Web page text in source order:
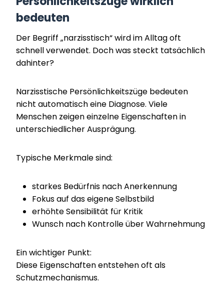
bedeuten
Der Begriff „narzisstisch“ wird im Alltag oft
schnell verwendet. Doch was steckt tatsächlich
dahinter?
Narzisstische Persönlichkeitszüge bedeuten
nicht automatisch eine Diagnose. Viele
Menschen zeigen einzelne Eigenschaften in
unterschiedlicher Ausprägung.
Typische Merkmale sind:
starkes Bedürfnis nach Anerkennung
Fokus auf das eigene Selbstbild
erhöhte Sensibilität für Kritik
Wunsch nach Kontrolle über Wahrnehmung
Ein wichtiger Punkt:
Diese Eigenschaften entstehen oft als
Schutzmechanismus.